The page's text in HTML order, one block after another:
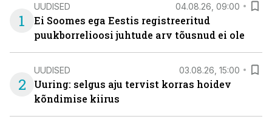
1
UUDISED 04.08.26, 09:00
Ei Soomes ega Eestis registreeritud
puukborrelioosi juhtude arv tõusnud ei ole
2
UUDISED 03.08.26, 15:00
Uuring: selgus aju tervist korras hoidev
kõndimise kiirus